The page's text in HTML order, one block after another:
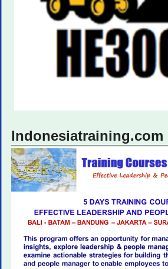
Indonesiatraining.com